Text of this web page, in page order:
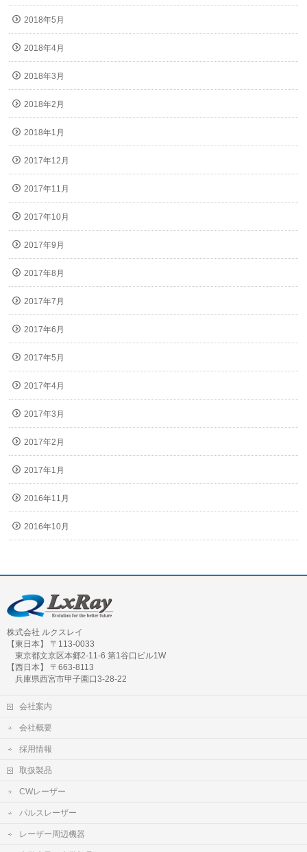
2018年5月
2018年4月
2018年3月
2018年2月
2018年1月
2017年12月
2017年11月
2017年10月
2017年9月
2017年8月
2017年7月
2017年6月
2017年5月
2017年4月
2017年3月
2017年2月
2017年1月
2016年11月
2016年10月
株式会社 ルクスレイ
【東日本】 〒113-0033
東京都文京区本郷2-11-6 第1谷口ビル1W
【西日本】 〒663-8113
兵庫県西宮市甲子園口3-28-22
会社案内
会社概要
採用情報
取扱製品
CWレーザー
パルスレーザー
レーザー周辺機器